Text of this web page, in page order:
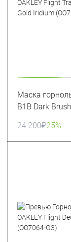
Маска
B1B Dark
24 200₽25%